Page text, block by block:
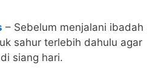
– Sebelum menjalani ibadah
sahur terlebih dahulu agar
siang hari.